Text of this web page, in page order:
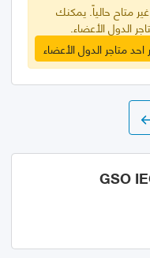
متاح حالياً. يمكنك
الدول الأعضاء.
احد متاجر الدول الأعضاء